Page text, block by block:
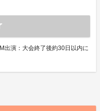
出演：大会終了後約30日以内に